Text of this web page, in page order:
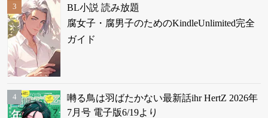
BL小説 読み放題
腐女子・腐男子のためのKindleUnlimited完全
ガイド
囀る鳥は羽ばたかない最新話ihr HertZ 2026年
7月号 電子版6/19より